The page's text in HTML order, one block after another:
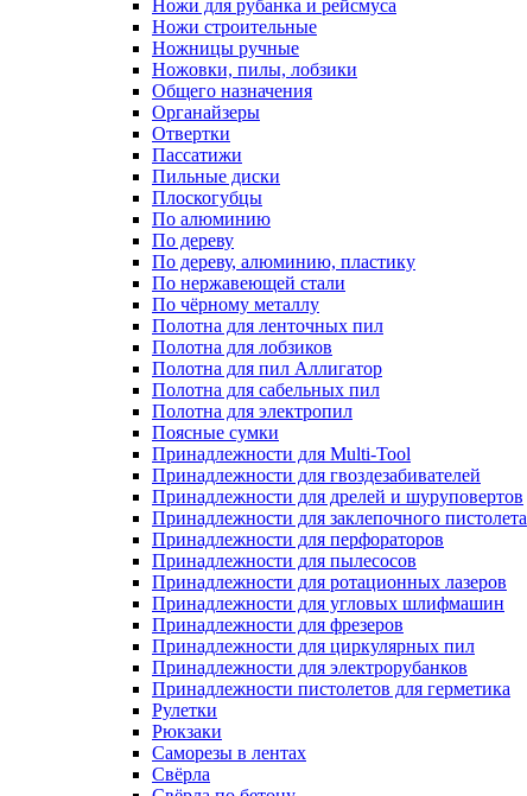
Ножи для рубанка и рейсмуса
Ножи строительные
Ножницы ручные
Ножовки, пилы, лобзики
Общего назначения
Органайзеры
Отвертки
Пассатижи
Пильные диски
Плоскогубцы
По алюминию
По дереву
По дереву, алюминию, пластику
По нержавеющей стали
По чёрному металлу
Полотна для ленточных пил
Полотна для лобзиков
Полотна для пил Аллигатор
Полотна для сабельных пил
Полотна для электропил
Поясные сумки
Принадлежности для Multi-Tool
Принадлежности для гвоздезабивателей
Принадлежности для дрелей и шуруповертов
Принадлежности для заклепочного пистолета
Принадлежности для перфораторов
Принадлежности для пылесосов
Принадлежности для ротационных лазеров
Принадлежности для угловых шлифмашин
Принадлежности для фрезеров
Принадлежности для циркулярных пил
Принадлежности для электрорубанков
Принадлежности пистолетов для герметика
Рулетки
Рюкзаки
Саморезы в лентах
Свёрла